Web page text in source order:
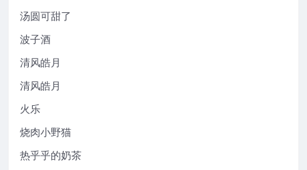
汤圆可甜了
波子酒
清风皓月
清风皓月
火乐
烧肉小野猫
热乎乎的奶茶